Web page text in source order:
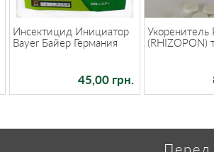
Инсектицид Инициатор
Bayer Байер Германия
45,00 грн.
Укоренитель
(RHIZOPON)